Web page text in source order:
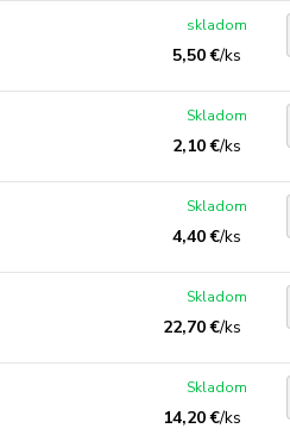
5,50 €/ks
skladom
2,10 €/ks
Skladom
4,40 €/ks
Skladom
22,70 €/ks
Skladom
14,20 €/ks
Skladom